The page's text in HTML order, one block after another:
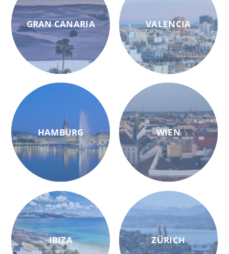
GRAN CANARIA
HAMBURG
IBIZA
VALENCIA
WIEN
ZÜRICH